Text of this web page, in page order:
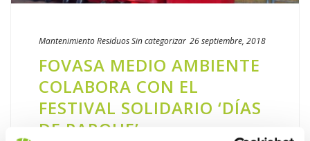
MantenimientoResiduosSin categorizar 26 septiembre, 2018
FOVASA MEDIO AMBIENTE
COLABORA CON EL
FESTIVAL SOLIDARIO ‘DÍAS
DE PARQUE’